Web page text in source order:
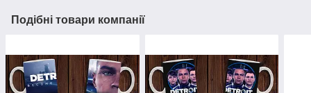
Подібні товари компанії